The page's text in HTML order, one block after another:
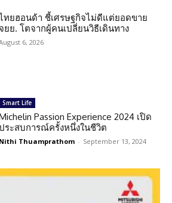
ทยฮอนด้า ชี้เศรษฐกิจไม่ดีแต่ยอดขาย
จยย. โตจากผู้คนเปลี่ยนวิธีเดินทาง
6, 2026
Smart Life
Passion Experience 2024 เปิด
ระสบการณ์ครั้งหนึ่งในชีวิต
Nithi Thuamprathom - September 13, 2024